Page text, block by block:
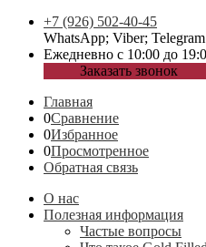
+7 (926) 502-40-45
WhatsApp; Viber; Telegram
Ежедневно с 10:00 до
Заказать звонок
Главная
0Сравнение
0Избранное
0Просмотренное
Обратная связь
О нас
Полезная информация
Частые вопросы